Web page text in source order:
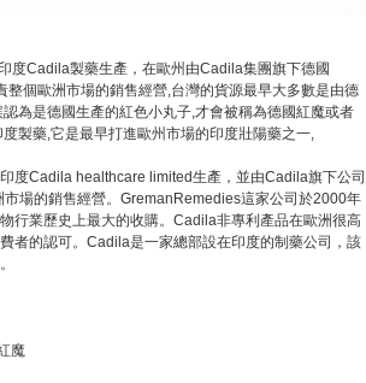
度Cadila製藥生產，在歐州由Cadila集團旗下德國
個歐洲市場的銷售經營,台灣的貨源最早大多數是由德
為是德國生產的紅色小丸子,才會被稱為德國紅魔或者
製藥,它是最早打進歐州市場的印度壯陽藥之一,
度Cadila healthcare limited生產，並由Cadila旗下公司
場的銷售經營。GremanRemedies這家公司於2000年
行業歷史上最大的收購。Cadila非專利產品在歐洲很高
者的認可。Cadila是一家總部設在印度的制藥公司，該
魔